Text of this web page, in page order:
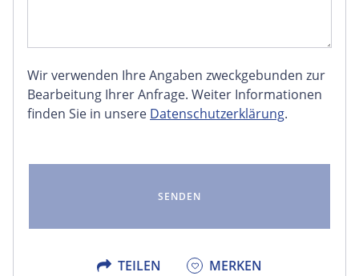
Wir verwenden Ihre Angaben zweckgebunden zur
Bearbeitung Ihrer Anfrage. Weiter Informationen
finden Sie in unsere Datenschutzerklärung.
TEILEN
FACEBOOK
X
MERKEN